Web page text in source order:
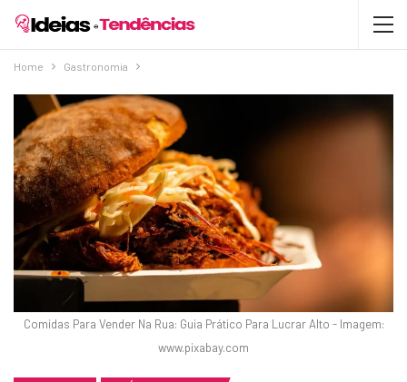
Home Gastronomia
Comidas Para Vender Na Rua: Guia Prático Para Lucrar Alto - Imagem:
www.pixabay.com